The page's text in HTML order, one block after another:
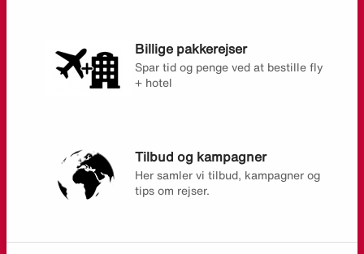
Billige pakkerejser
Spar tid og penge ved at bestille fly
+ hotel
Tilbud og kampagner
Her samler vi tilbud, kampagner og
tips om rejser.